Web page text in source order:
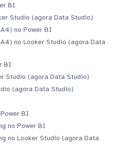
BI
Studio (agora Data Studio)
no Power BI
no Looker Studio (agora Data
BI
Studio (agora Data Studio)
(agora Data Studio)
BI
no Power BI
no Looker Studio (agora Data